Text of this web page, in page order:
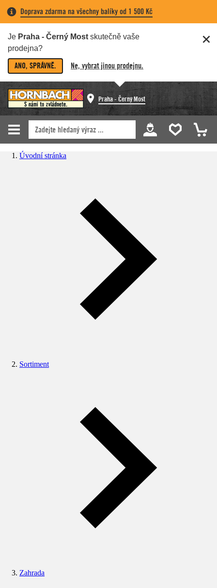
Doprava zdarma na všechny balíky od 1 500 Kč
Je Praha - Černý Most skutečně vaše
prodejna?
ANO, SPRÁVNĚ. Ne, vybrat jinou prodejnu.
Praha - Černý Most
Úvodní stránka
Sortiment
Zahrada